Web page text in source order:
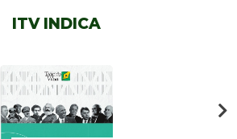
ITV INDICA